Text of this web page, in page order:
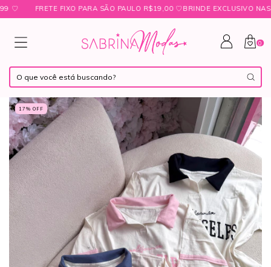
FRETE FIXO PARA SÃO PAULO R$19,00 ㅤ♡ㅤBRINDE EXCLUSIVO NAS
0
17 % OFF